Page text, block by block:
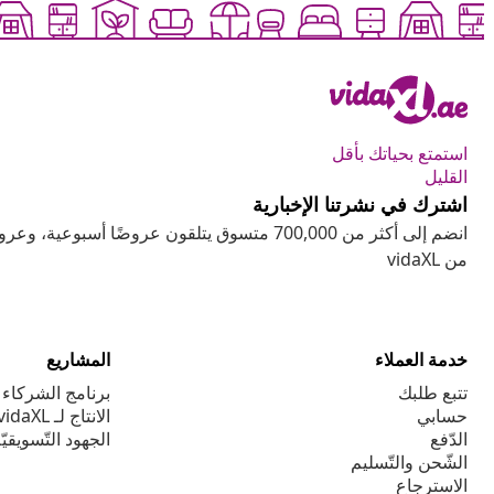
استمتع بحياتك بأقل
القليل
اشترك في نشرتنا الإخبارية
انضم إلى أكثر من 700,000 متسوق يتلقون عروضًا
من vidaXL
خدمة العملاء
تتبع طلبك
حسابي
الدّفع
الشّحن والتّسليم
الاسترجاع
المشاريع
برنامج الشركاء
الانتاج لـ vidaXL
الجهود